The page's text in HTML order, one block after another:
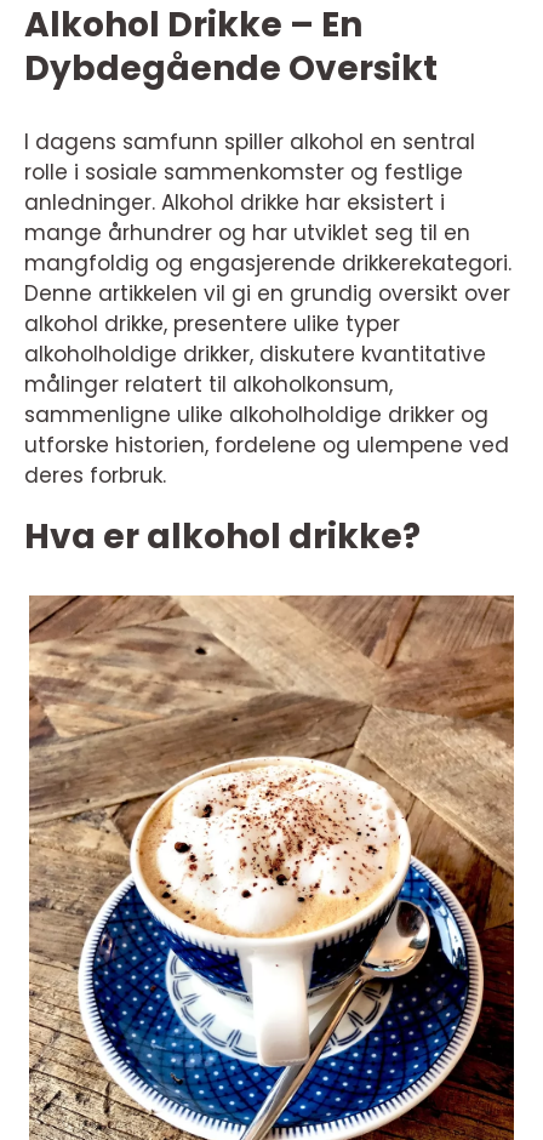
Alkohol Drikke – En
Dybdegående Oversikt
I dagens samfunn spiller alkohol en sentral
rolle i sosiale sammenkomster og festlige
anledninger. Alkohol drikke har eksistert i
mange århundrer og har utviklet seg til en
mangfoldig og engasjerende drikkerekategori.
Denne artikkelen vil gi en grundig oversikt over
alkohol drikke, presentere ulike typer
alkoholholdige drikker, diskutere kvantitative
målinger relatert til alkoholkonsum,
sammenligne ulike alkoholholdige drikker og
utforske historien, fordelene og ulempene ved
deres forbruk.
Hva er alkohol drikke?